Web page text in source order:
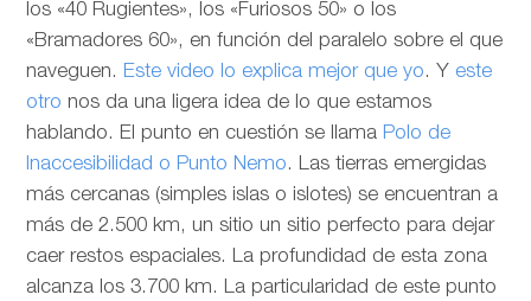
los «40 Rugientes», los «Furiosos 50» o los
«Bramadores 60», en función del paralelo sobre el que
naveguen. Este video lo explica mejor que yo. Y este
otro nos da una ligera idea de lo que estamos
hablando. El punto en cuestión se llama Polo de
Inaccesibilidad o Punto Nemo. Las tierras emergidas
más cercanas (simples islas o islotes) se encuentran a
más de 2.500 km, un sitio un sitio perfecto para dejar
caer restos espaciales. La profundidad de esta zona
alcanza los 3.700 km. La particularidad de este punto